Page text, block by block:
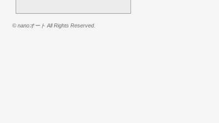
© nanoオート All Rights Reserved.